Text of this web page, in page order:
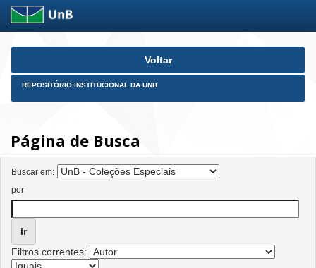
Skip
Voltar
REPOSITÓRIO INSTITUCIONAL DA UNB
Página de Busca
Buscar em:
por
Filtros correntes: